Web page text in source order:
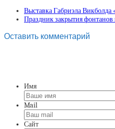
Выставка Габриэла Викболда
Праздник закрытия фонтанов
Оставить комментарий
Имя
Mail
Сайт